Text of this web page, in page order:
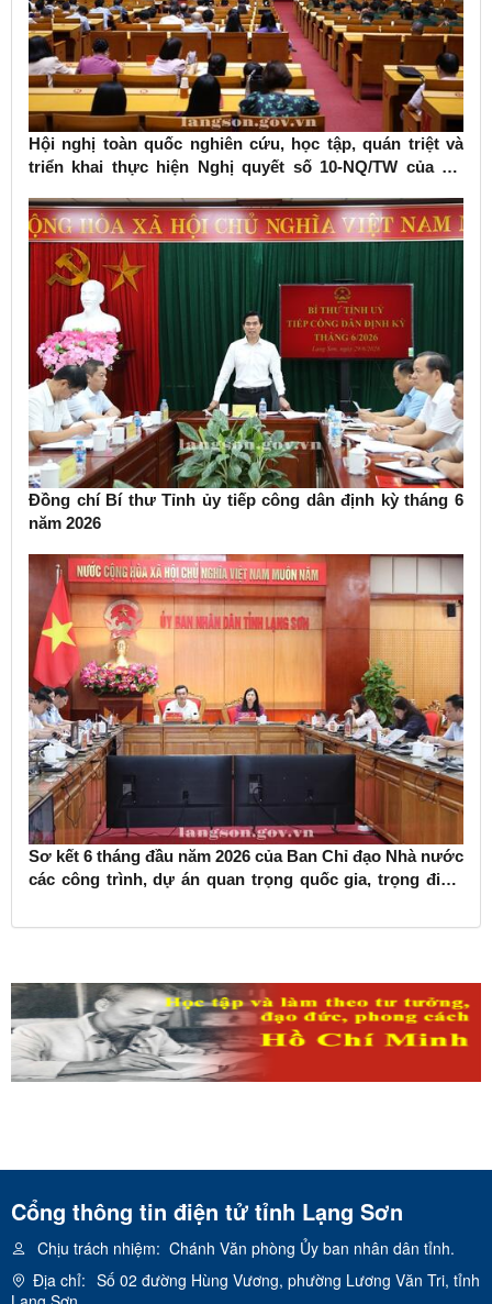
Hội nghị toàn quốc nghiên cứu, học tập, quán triệt và
triển khai thực hiện Nghị quyết số 10-NQ/TW của Bộ
Đồng chí Bí thư Tỉnh ủy tiếp công dân định kỳ tháng 6
năm 2026
Sơ kết 6 tháng đầu năm 2026 của Ban Chỉ đạo Nhà nước
các công trình, dự án quan trọng quốc gia, trọng điểm
Cổng thông tin điện tử tỉnh Lạng Sơn
Chịu trách nhiệm: Chánh Văn phòng Ủy ban nhân dân tỉnh.
Địa chỉ: Số 02 đường Hùng Vương, phường Lương Văn Tri, tỉnh